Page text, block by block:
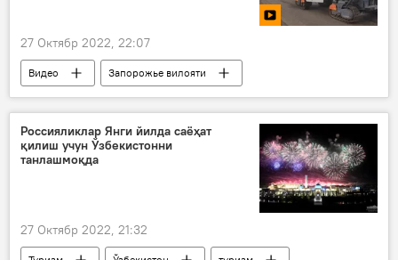
27 Октябр 2022, 22:07
Видео
Запорожье вилояти
Мултимедиа
Россияликлар Янги йилда саёҳат
қилиш учун Ўзбекистонни
танлашмоқда
27 Октябр 2022, 21:32